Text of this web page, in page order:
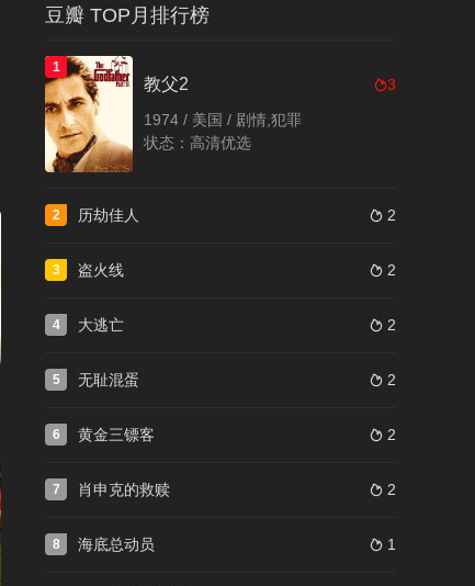
豆瓣 TOP月排行榜
1
3
教父2
1974 / 美国 / 剧情,犯罪
状态：高清优选
2  2
历劫佳人
3  2
盗火线
4  2
大逃亡
5  2
无耻混蛋
6  2
黄金三镖客
7  2
肖申克的救赎
8  1
海底总动员